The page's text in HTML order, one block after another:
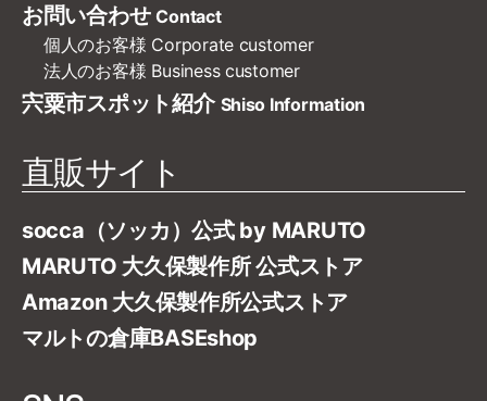
お問い合わせ Contact
個人のお客様 Corporate customer
法人のお客様 Business customer
宍粟市スポット紹介 Shiso Information
直販サイト
socca（ソッカ）公式 by MARUTO
MARUTO 大久保製作所 公式ストア
Amazon 大久保製作所公式ストア
マルトの倉庫BASEshop